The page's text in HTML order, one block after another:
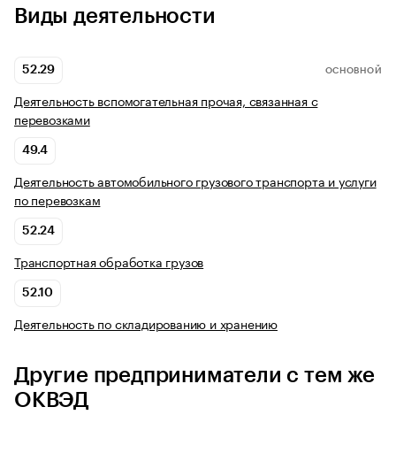
Виды деятельности
52.29 ОСНОВНОЙ
Деятельность вспомогательная прочая, связанная с
перевозками
49.4
Деятельность автомобильного грузового транспорта и услуги
по перевозкам
52.24
Транспортная обработка грузов
52.10
Деятельность по складированию и хранению
Другие предприниматели с тем же
ОКВЭД